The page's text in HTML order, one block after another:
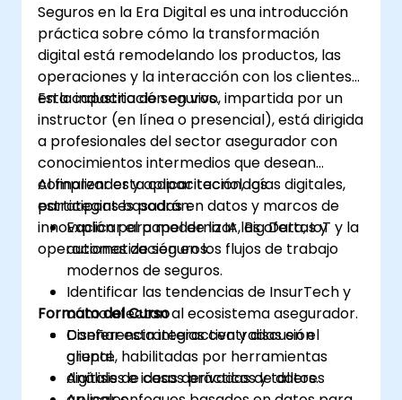
Seguros en la Era Digital es una introducción
práctica sobre cómo la transformación
digital está remodelando los productos, las
operaciones y la interacción con los clientes
en la industria de seguros.
Esta capacitación en vivo, impartida por un
instructor (en línea o presencial), está dirigida
a profesionales del sector asegurador con
conocimientos intermedios que desean
comprender y aplicar tecnologías digitales,
estrategias basadas en datos y marcos de
innovación para modernizar las ofertas y
operaciones de seguros.
Al finalizar esta capacitación, los
participantes podrán:
Explicar el papel de la IA, Big Data, IoT y la
automatización en los flujos de trabajo
modernos de seguros.
Identificar las tendencias de InsurTech y
cómo afectan al ecosistema asegurador.
Diseñar estrategias centradas en el
cliente, habilitadas por herramientas
digitales e ideas derivadas de datos.
Formato del Curso
Conferencia interactiva y discusión
grupal.
Análisis de casos prácticos y talleres